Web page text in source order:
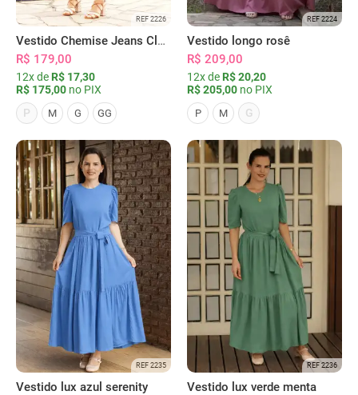
REF 2226
Vestido Chemise Jeans Clássica Serena
R$ 179,00
12x de R$ 17,30
R$ 175,00 no PIX
P
M G GG
REF 2224
Vestido longo rosê
R$ 209,00
12x de R$ 20,20
R$ 205,00 no PIX
P M G
REF 2235
Vestido lux azul serenity
REF 2236
Vestido lux verde menta